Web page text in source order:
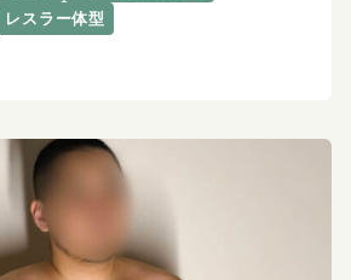
レスラー体型